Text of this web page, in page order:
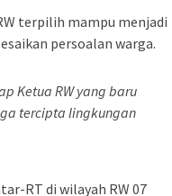
terpilih mampu menjadi
persoalan warga.
Ketua RW yang baru
tercipta lingkungan
RT di wilayah RW 07